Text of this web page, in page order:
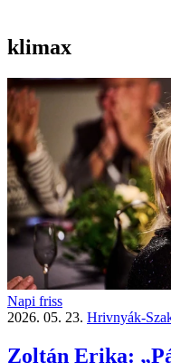
klimax
Napi friss
2026. 05. 23. Hrivnyák-
Zoltán Erika: